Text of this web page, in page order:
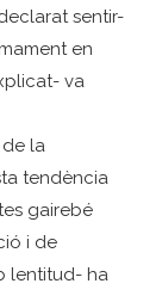
sentir-
en
va
de la
tendència
gairebé
i de
lentitud- ha